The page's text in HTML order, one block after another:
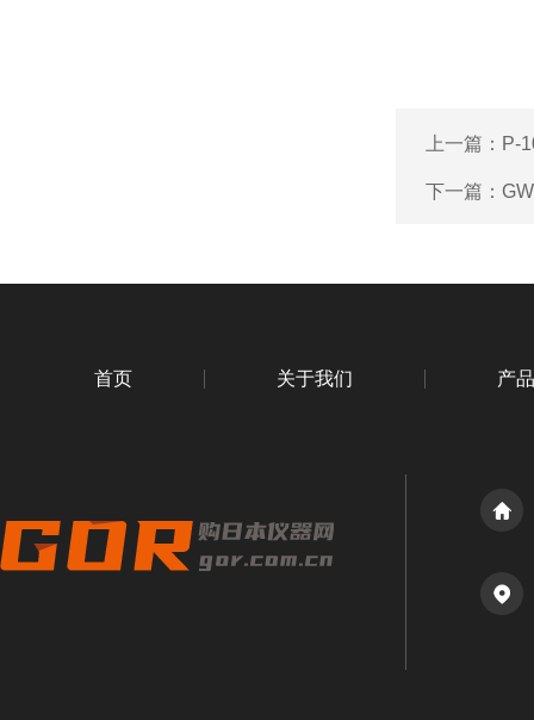
上一篇： P-
下一篇：
首页 关于我们 产